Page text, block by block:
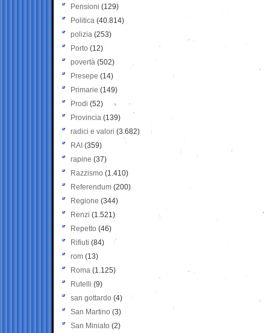
Pensioni (129)
Politica (40.814)
polizia (253)
Porto (12)
povertà (502)
Presepe (14)
Primarie (149)
Prodi (52)
Provincia (139)
radici e valori (3.682)
RAI (359)
rapine (37)
Razzismo (1.410)
Referendum (200)
Regione (344)
Renzi (1.521)
Repetto (46)
Rifiuti (84)
rom (13)
Roma (1.125)
Rutelli (9)
san gottardo (4)
San Martino (3)
San Miniato (2)